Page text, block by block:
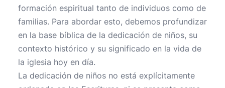
formación espiritual tanto de individuos como de
familias. Para abordar esto, debemos profundizar
en la base bíblica de la dedicación de niños, su
contexto histórico y su significado en la vida de
la iglesia hoy en día.
La dedicación de niños no está explícitamente